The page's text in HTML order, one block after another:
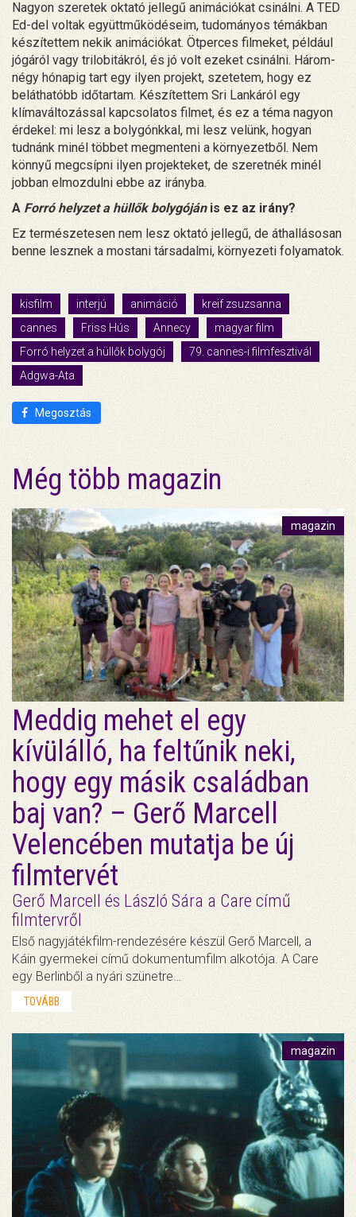
Nagyon szeretek oktató jellegű animációkat csinálni. A TED
Ed-del voltak együttműködéseim, tudományos témákban
készítettem nekik animációkat. Ötperces filmeket, például
jógáról vagy trilobitákról, és jó volt ezeket csinálni. Három-
négy hónapig tart egy ilyen projekt, szetetem, hogy ez
beláthatóbb időtartam. Készítettem Sri Lankáról egy
klímaváltozással kapcsolatos filmet, és ez a téma nagyon
érdekel: mi lesz a bolygónkkal, mi lesz velünk, hogyan
tudnánk minél többet megmenteni a környezetből. Nem
könnyű megcsípni ilyen projekteket, de szeretnék minél
jobban elmozdulni ebbe az irányba.
A Forró helyzet a hüllők bolygójánis ez az irány?
Ez természetesen nem lesz oktató jellegű, de áthallásosan
benne lesznek a mostani társadalmi, környezeti folyamatok.
kisfilm interjú animáció
kreif zsuzsanna
cannes
Friss Hús Annecy
magyar film
Forró helyzet a hüllők bolygój
79. cannes-i filmfesztivál
Adgwa-Ata
Megosztás
Még több magazin
magazin
Meddig mehet el egy
kívülálló, ha feltűnik neki,
hogy egy másik családban
baj van? – Gerő Marcell
Velencében mutatja be új
filmtervét
Gerő Marcell és László Sára a Care című
filmtervről
Első nagyjátékfilm-rendezésére készül Gerő Marcell, a
Káin gyermekei című dokumentumfilm alkotója. A Care
egy Berlinből a nyári szünetre…
TOVÁBB
magazin